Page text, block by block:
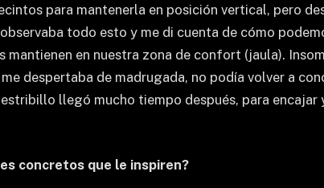
para mantenerla en posición vertical, pero
todo esto y me di cuenta de cómo
en nuestra zona de confort (jaula).
despertaba de madrugada, no podía volver a
llegó mucho tiempo después, para encajar
concretos que le inspiren?